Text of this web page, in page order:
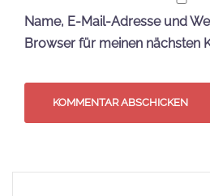
Name, E-Mail-Adresse und
Browser für meinen nächsten